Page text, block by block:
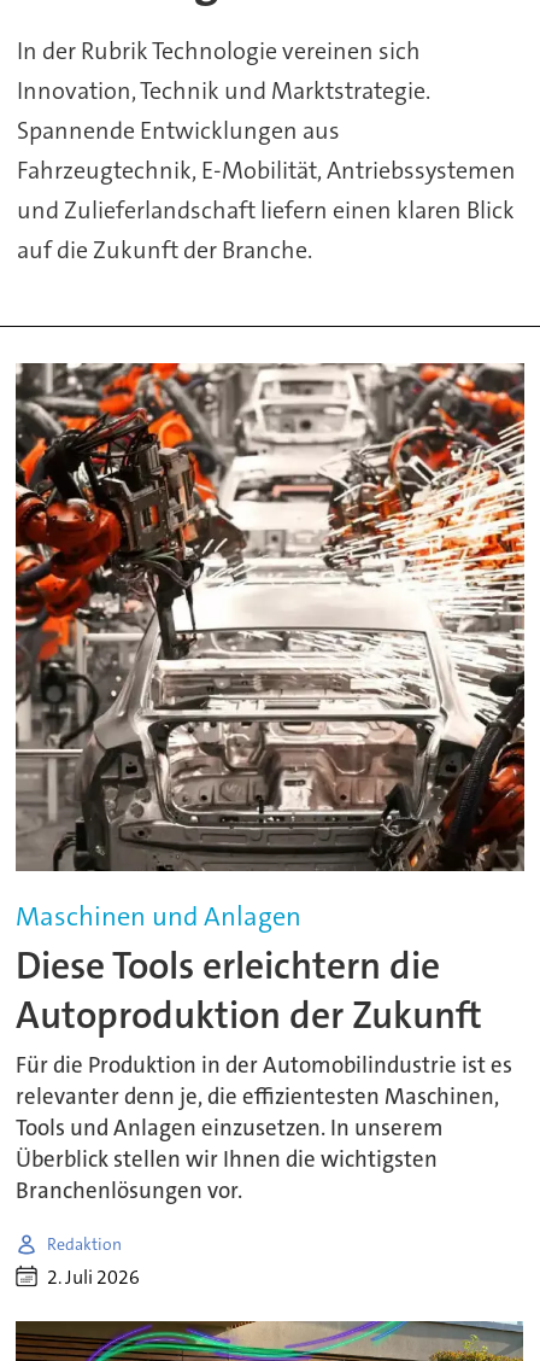
In der Rubrik Technologie vereinen sich
Innovation, Technik und Marktstrategie.
Spannende Entwicklungen aus
Fahrzeugtechnik, E-Mobilität, Antriebssystemen
und Zulieferlandschaft liefern einen klaren Blick
auf die Zukunft der Branche.
Maschinen und Anlagen
Diese Tools erleichtern die
Autoproduktion der Zukunft
Für die Produktion in der Automobilindustrie ist es
relevanter denn je, die effizientesten Maschinen,
Tools und Anlagen einzusetzen. In unserem
Überblick stellen wir Ihnen die wichtigsten
Branchenlösungen vor.
Redaktion
2. Juli 2026